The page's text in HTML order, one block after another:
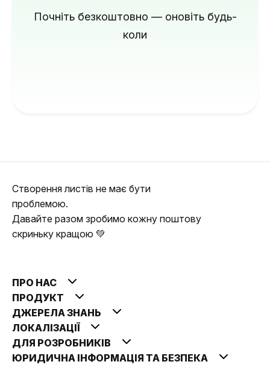
Почніть безкоштовно — оновіть будь-
коли
Створення листів не має бути
проблемою.
Давайте разом зробимо кожну поштову
скриньку кращою 💚
ПРО НАС
ПРОДУКТ
ДЖЕРЕЛА ЗНАНЬ
ЛОКАЛІЗАЦІЇ
ДЛЯ РОЗРОБНИКІВ
ЮРИДИЧНА ІНФОРМАЦІЯ ТА БЕЗПЕКА